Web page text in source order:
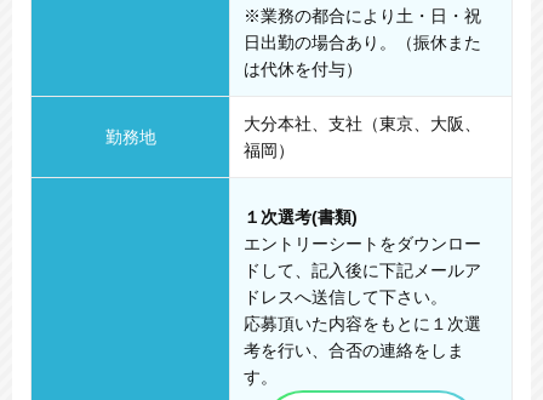
※業務の都合により土・日・祝
日出勤の場合あり。（振休また
は代休を付与）
勤務地
大分本社、支社（東京、大阪、
福岡）
１次選考(書類)
エントリーシートをダウンロー
ドして、記入後に下記メールア
ドレスへ送信して下さい。
応募頂いた内容をもとに１次選
考を行い、合否の連絡をしま
す。